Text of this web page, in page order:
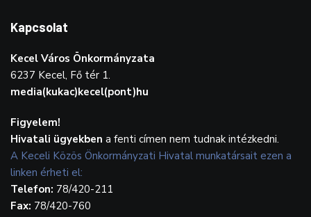
Kapcsolat
Kecel Város Önkormányzata
6237 Kecel, Fő tér 1.
media(kukac)kecel(pont)hu
Figyelem!
Hivatali ügyekben a fenti címen nem tudnak intézkedni.
A Keceli Közös Önkormányzati Hivatal munkatársait ezen a
linken érheti el:
Telefon: 78/420-211
Fax: 78/420-760